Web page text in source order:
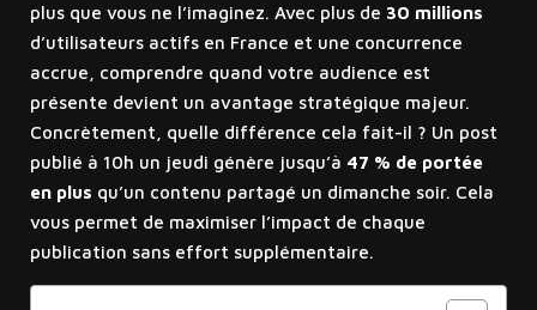
plus que vous ne l’imaginez. Avec plus de 30 millions
d’utilisateurs actifs en France et une concurrence
accrue, comprendre quand votre audience est
présente devient un avantage stratégique majeur.
Concrètement, quelle différence cela fait-il ? Un post
publié à 10h un jeudi génère jusqu’à 47 % de portée
en plus qu’un contenu partagé un dimanche soir. Cela
vous permet de maximiser l’impact de chaque
publication sans effort supplémentaire.